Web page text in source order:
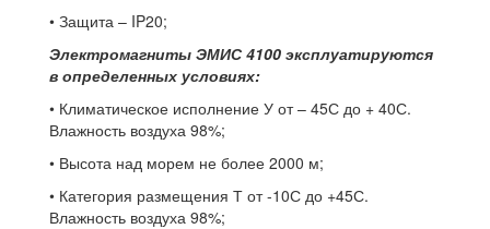
• Защита – IP20;
Электромагниты ЭМИС 4100 эксплуатируются
в определенных условиях:
• Климатическое исполнение У от – 45С до + 40С.
Влажность воздуха 98%;
• Высота над морем не более 2000 м;
• Категория размещения Т от -10С до +45С.
Влажность воздуха 98%;